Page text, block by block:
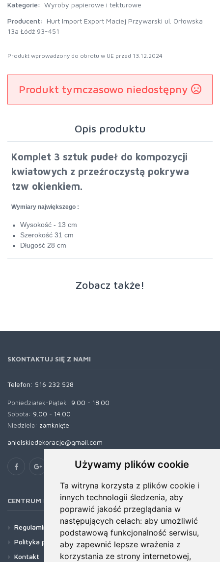
Używamy plików cookie
Ta witryna korzysta z plików cookie i
innych technologii śledzenia, aby
poprawić jakość przeglądania w
następujących celach: aby umożliwić
podstawową funkcjonalność serwisu,
aby zapewnić lepsze wrażenia z
korzystania ze strony internetowej,
Kategorie: Wyroby papierowe i tekturowe
Producent:
Hurt Import Export Maciej Przywarski ul. Orłowska
13a Łódź 93-451
Produkt wprowadzony do obrotu w UE przed 13.12.2024
Produkt tymczasowo niedostępny
Opis produktu
Komplet 3 sztuk pudeł do kompozycji
kwiatowych z przeźroczystą pokrywa
tzw okienkiem.
Wymiary największego :
Wysokość - 13 cm
Szerokość 31 cm
Długość 28 cm
Zobacz także!
SKONTAKTUJ SIĘ Z NAMI
Telefon: 516 232 528
Poniedziałek-Piątek: 9.00 - 18.00
Sobota: 9.00 - 14.00
Niedziela: zamknięte
anielskiedekoracje@gmail.com
CENTRUM POMOCY
Regulamin
Polityka prywatności
Kontakt